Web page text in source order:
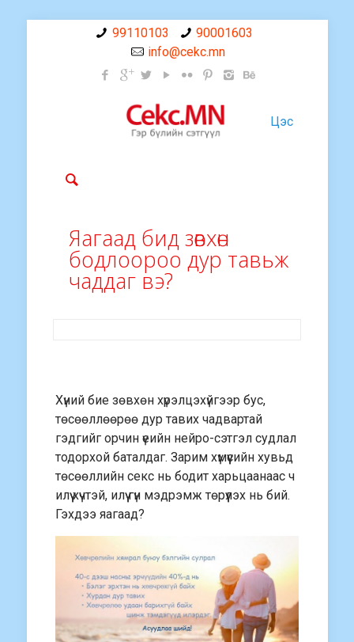
99110103
90001603
info@cekc.mn
Цэс
Яагаад бид зөвхөн
бодлоороо дур тавьж
чаддаг вэ?
Хүний бие зөвхөн хүрэлцэхүйгээр бус,
төсөөллөөрөө дур тавих чадвартай
гэдгийг орчин үеийн нейро-сэтгэл судлал
тодорхой баталдаг. Зарим хүмүүсийн хувьд
төсөөллийн секс нь бодит харьцаанаас ч
илүү хүчтэй, илүү гүн мэдрэмж төрүүлэх нь бий.
Гэхдээ яагаад?